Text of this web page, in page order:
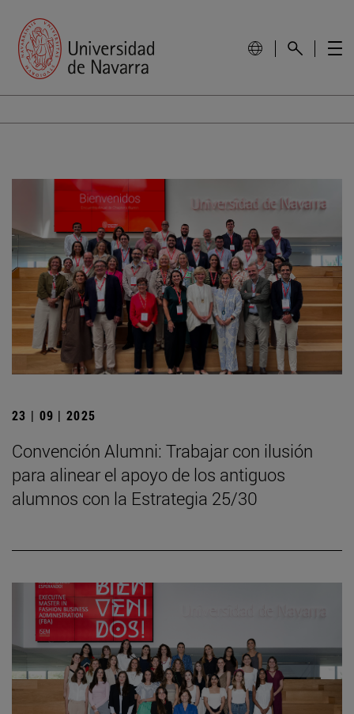
23 | 09 | 2025
Convención Alumni: Trabajar con ilusión
para alinear el apoyo de los antiguos
alumnos con la Estrategia 25/30